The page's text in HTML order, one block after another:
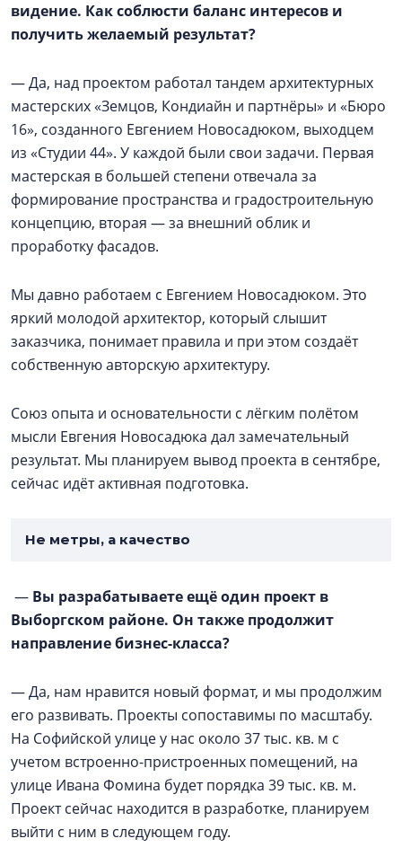
видение. Как соблюсти баланс интересов и
получить желаемый результат?
— Да, над проектом работал тандем архитектурных
мастерских «Земцов, Кондиайн и партнёры» и «Бюро
16», созданного Евгением Новосадюком, выходцем
из «Студии 44». У каждой были свои задачи. Первая
мастерская в большей степени отвечала за
формирование пространства и градостроительную
концепцию, вторая — за внешний облик и
проработку фасадов.
Мы давно работаем с Евгением Новосадюком. Это
яркий молодой архитектор, который слышит
заказчика, понимает правила и при этом создаёт
собственную авторскую архитектуру.
Союз опыта и основательности с лёгким полётом
мысли Евгения Новосадюка дал замечательный
результат. Мы планируем вывод проекта в сентябре,
сейчас идёт активная подготовка.
Не метры, а качество
— Вы разрабатываете ещё один проект в
Выборгском районе. Он также продолжит
направление бизнес-класса?
— Да, нам нравится новый формат, и мы продолжим
его развивать. Проекты сопоставимы по масштабу.
На Софийской улице у нас около 37 тыс. кв. м с
учетом встроенно-пристроенных помещений, на
улице Ивана Фомина будет порядка 39 тыс. кв. м.
Проект сейчас находится в разработке, планируем
выйти с ним в следующем году.